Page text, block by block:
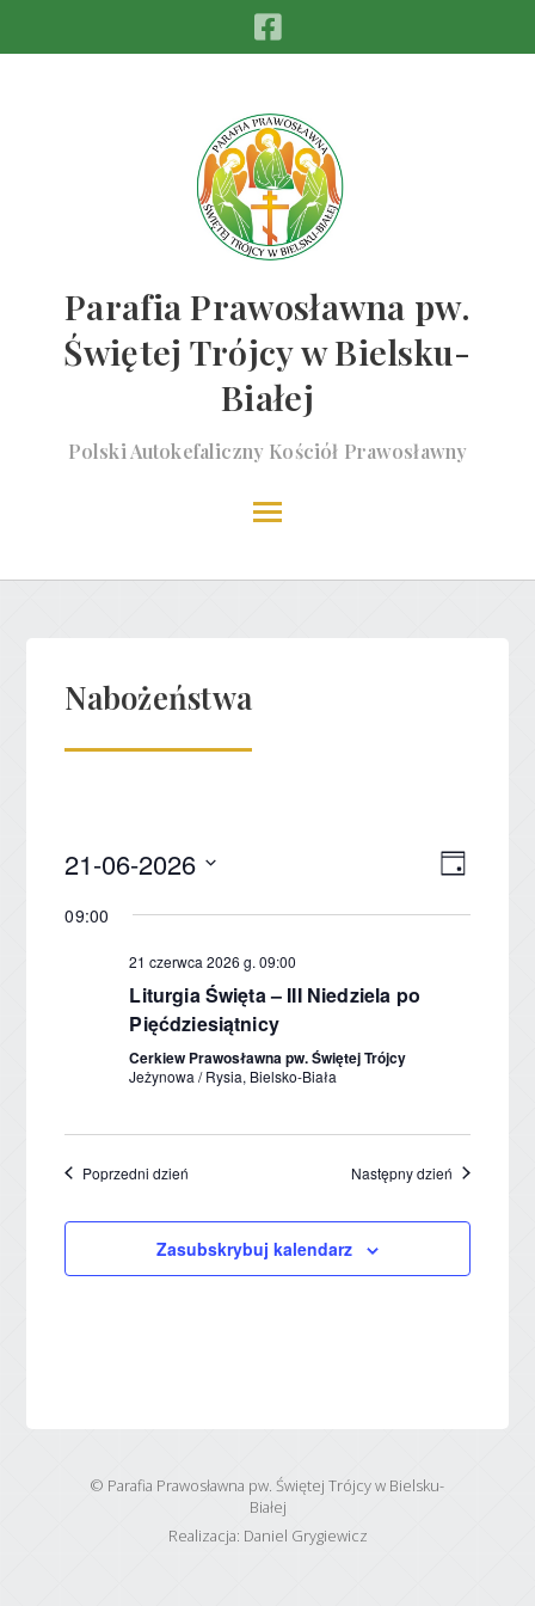
Parafia Prawosławna pw.
Świętej Trójcy w Bielsku-
Białej
Polski Autokefaliczny Kościół Prawosławny
Nabożeństwa
Dzień
21-06-2026
datę.
09:00
21 czerwca 2026 g. 09:00
Liturgia Święta – III Niedziela po
Pięćdziesiątnicy
Cerkiew Prawosławna pw. Świętej Trójcy
Jeżynowa / Rysia, Bielsko-Biała
Poprzedni dzień Następny dzień
Zasubskrybuj kalendarz
© Parafia Prawosławna pw. Świętej Trójcy w Bielsku-
Białej
Realizacja: Daniel Grygiewicz